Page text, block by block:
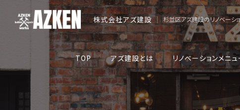
株式会社アズ建設 | 杉並区アズ建設のリノベーシ
TOP アズ建設とは リノベーションメニュ